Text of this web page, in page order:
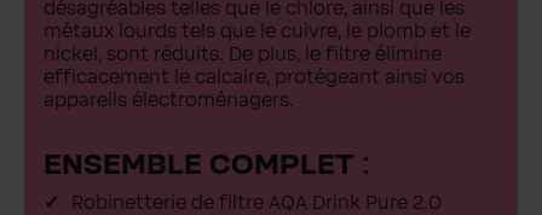
désagréables telles que le chlore, ainsi que les
métaux lourds tels que le cuivre, le plomb et le
nickel, sont réduits. De plus, le filtre élimine
efficacement le calcaire, protégeant ainsi vos
appareils électroménagers.
ENSEMBLE COMPLET :
Robinetterie de filtre AQA Drink Pure 2.0